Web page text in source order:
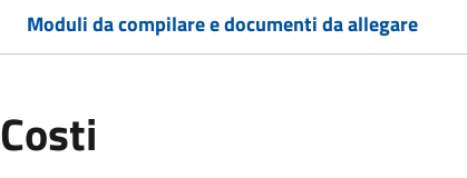
Moduli da compilare e documenti da allegare
Costi